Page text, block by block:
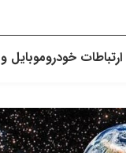
ارتباطات خودروموبایل